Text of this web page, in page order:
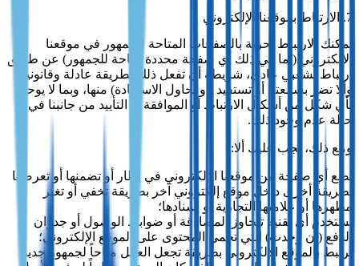
7. الارتباط بموقعنا الإلكتروني
يمكنك الارتباط بحرية بالصفحات المتاحة للجمهور في موقعنا
الإلكتروني (بما في ذلك أي صفحة محددة متاحة للجمهور) عن طريق
ارتباط تشعبي عادي، شريطة أن تفعل ذلك بطريقة عادلة وقانونية،
وألا تضر بسمعتنا أو تستفيد (أو تحاول الاستفادة) منها، وبما لا يوحي
بأي شكل من أشكال الارتباط أو الموافقة أو التأييد من جانبنا في
حالة عدم وجود ذلك.
ومع ذلك، يجب عليك ألا:
تضع أي صفحة من موقعنا الإلكتروني في إطار أو تضمنها أو تعرضها
بطريقة أخرى داخل موقع إلكتروني آخر بطريقة تخفي أو تغير
مظهرها أو علامتها التجارية أو إسنادها؛
تستخدم أي تقنية تتجاوز المصادقة أو ضوابط الوصول أو جدران
الدفع (إن وجدت) التي تحمي المحتوى على الموقع الإلكتروني؛
ترتبط بالموقع الإلكتروني بطريقة تجعل العمل متاحاً لجمهور جديد